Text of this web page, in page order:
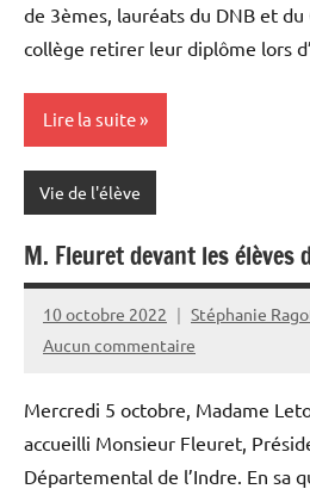
de 3èmes, lauréats du DNB et du
collège retirer leur diplôme lors
Lire la suite
Vie de l'élève
M. Fleuret devant les élèves
10 octobre 2022
Stéphanie
Aucun commentaire
Mercredi 5 octobre, Madame
accueilli Monsieur Fleuret,
Départemental de l’Indre. En sa